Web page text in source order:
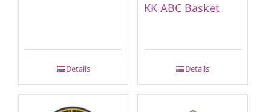
Details
KK ABC Basket
Details